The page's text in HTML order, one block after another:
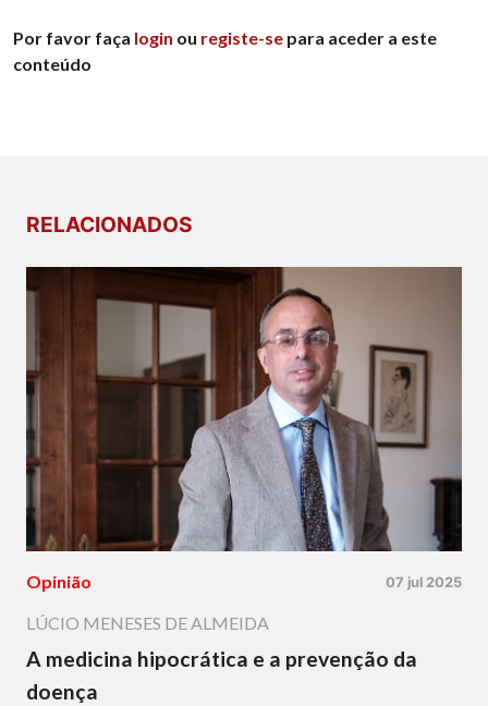
Por favor faça login ou registe-se para aceder a este
conteúdo
RELACIONADOS
Opinião 07 jul 2025
LÚCIO MENESES DE ALMEIDA
A medicina hipocrática e a prevenção da
doença